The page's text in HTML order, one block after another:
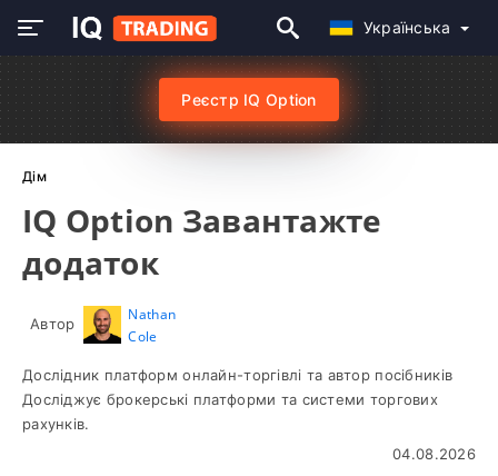
Українська
Реєстр IQ Option
Дім
IQ Option Завантажте
додаток
Автор
Nathan
Cole
Дослідник платформ онлайн-торгівлі та автор посібників
Досліджує брокерські платформи та системи торгових
рахунків.
04.08.2026